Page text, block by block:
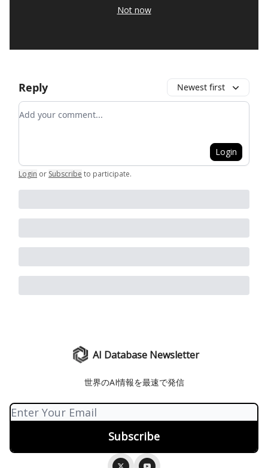
Not now
Reply Newest first
Add your comment
Login
Login or Subscribe to participate.
AI Database Newsletter
世界のAI情報を最速で発信